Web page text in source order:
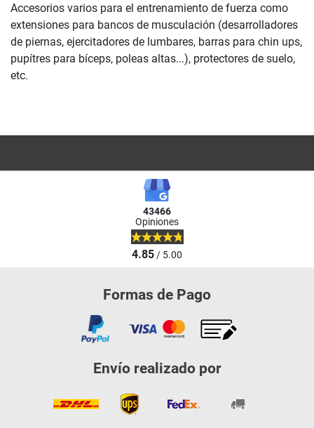
Accesorios varios para el entrenamiento de fuerza como
extensiones para bancos de musculación (desarrolladores
de piernas, ejercitadores de lumbares, barras para chin ups,
pupítres para bíceps, poleas altas...), protectores de suelo,
etc.
43466
Opiniones
4.85/ 5.00
Formas de Pago
Envío realizado por